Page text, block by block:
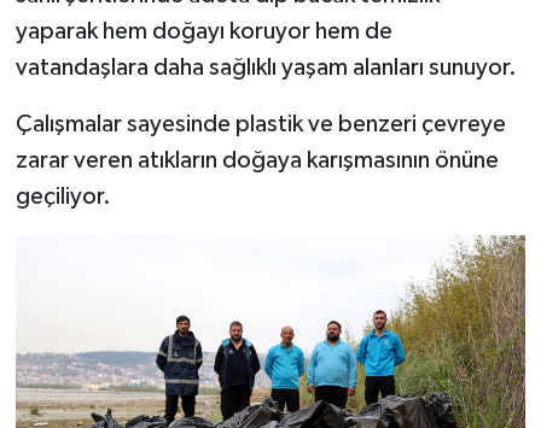
yaparak hem doğayı koruyor hem de
vatandaşlara daha sağlıklı yaşam alanları sunuyor.
Çalışmalar sayesinde plastik ve benzeri çevreye
zarar veren atıkların doğaya karışmasının önüne
geçiliyor.